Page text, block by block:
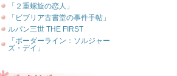
「２重螺旋の恋人」
「ビブリア古書堂の事件手帖」
ルパン三世 THE FIRST
「ボーダーライン：ソルジャー
ズ・デイ」